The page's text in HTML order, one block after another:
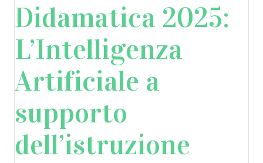
Didamatica 2025:
L’Intelligenza
Artificiale a
supporto
dell’istruzione